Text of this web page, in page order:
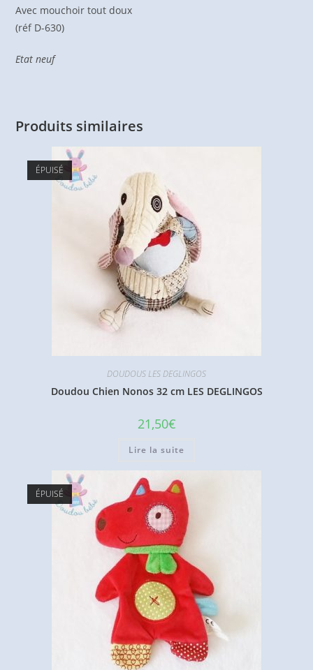
Avec mouchoir tout doux
(réf D-630)
Etat neuf
Produits similaires
ÉPUISÉ
DOUDOUS LES DEGLINGOS
Doudou Chien Nonos 32 cm LES DEGLINGOS
21,50€
Lire la suite
ÉPUISÉ